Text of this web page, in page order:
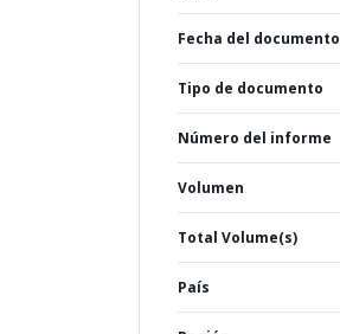
Fecha del documento
Tipo de documento
Número del informe
Volumen
Total Volume(s)
País